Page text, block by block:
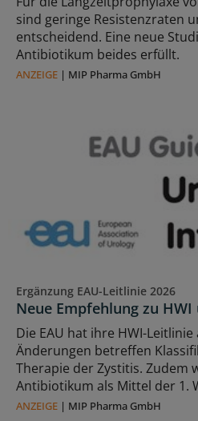
sind geringe Resistenzraten
entscheidend. Eine neue
Antibiotikum beides erfüllt.
ANZEIGE | MIP Pharma GmbH
Ergänzung EAU-Leitlinie 2026
Neue Empfehlung zu
Die EAU hat ihre HWI-
Änderungen betreffen
Therapie der Zystitis. Zudem
Antibiotikum als Mittel der 1.
ANZEIGE | MIP Pharma GmbH